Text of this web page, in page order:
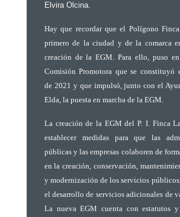
Elvira Olcina.
Hay que recordar que el Polígono
primero de la ciudad y de la comarca
creación de la EGM. Para ello, puso
Comisión Promotora que se constituyó
de 2021 y que impulsó, junto con el
Elda, la puesta en marcha de la EGM.
La creación de la EGM del P. I. Finca
establecer medidas para que las
públicas y las empresas colaboren de
en la creación, conservación,
y modernización de los servicios
el desarrollo de servicios adicionales de
La nueva EGM cuenta con estatutos